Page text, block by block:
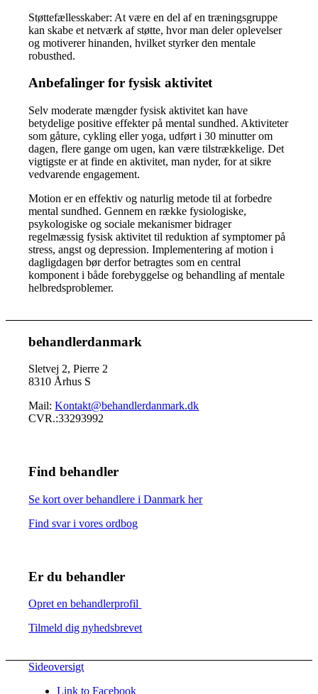
Støttefællesskaber: At være en del af en træningsgruppe
kan skabe et netværk af støtte, hvor man deler oplevelser
og motiverer hinanden, hvilket styrker den mentale
robusthed.
Anbefalinger for fysisk aktivitet
Selv moderate mængder fysisk aktivitet kan have
betydelige positive effekter på mental sundhed. Aktiviteter
som gåture, cykling eller yoga, udført i 30 minutter om
dagen, flere gange om ugen, kan være tilstrækkelige. Det
vigtigste er at finde en aktivitet, man nyder, for at sikre
vedvarende engagement.
Motion er en effektiv og naturlig metode til at forbedre
mental sundhed. Gennem en række fysiologiske,
psykologiske og sociale mekanismer bidrager
regelmæssig fysisk aktivitet til reduktion af symptomer på
stress, angst og depression. Implementering af motion i
dagligdagen bør derfor betragtes som en central
komponent i både forebyggelse og behandling af mentale
helbredsproblemer.
behandlerdanmark
Sletvej 2, Pierre 2
8310 Århus S
Mail:Kontakt@behandlerdanmark.dk
CVR.:33293992
Find behandler
Se kort over behandlere i Danmark her
Find svar i vores ordbog
Er du behandler
Opret en behandlerprofil
Tilmeld dig nyhedsbrevet
Sideoversigt
Link to Facebook